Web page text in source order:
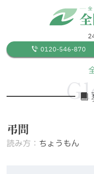
0120-546-870
弔問
読み方： ちょうもん